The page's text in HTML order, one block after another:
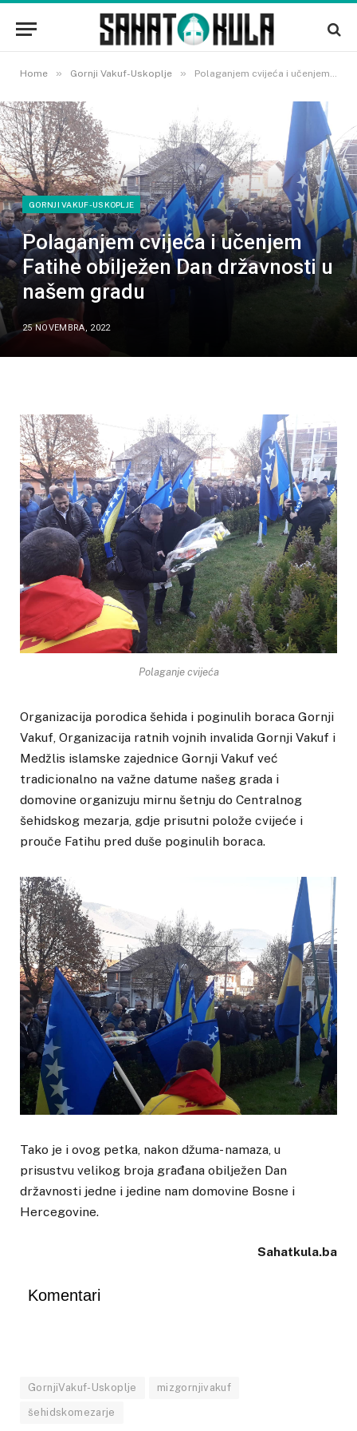
Home » Gornji Vakuf-Uskoplje » Polaganjem cvijeća i učenjem Fatihe obilježen Dan državnosti u našem gradu
GORNJI VAKUF-USKOPLJE
Polaganjem cvijeća i učenjem
Fatihe obilježen Dan državnosti u
našem gradu
25 NOVEMBRA, 2022
Polaganje cvijeća
Organizacija porodica šehida i poginulih boraca Gornji
Vakuf, Organizacija ratnih vojnih invalida Gornji Vakuf i
Medžlis islamske zajednice Gornji Vakuf već
tradicionalno na važne datume našeg grada i
domovine organizuju mirnu šetnju do Centralnog
šehidskog mezarja, gdje prisutni polože cvijeće i
prouče Fatihu pred duše poginulih boraca.
Tako je i ovog petka, nakon džuma- namaza, u
prisustvu velikog broja građana obilježen Dan
državnosti jedne i jedine nam domovine Bosne i
Hercegovine.
Sahatkula.ba
Komentari
GornjiVakuf-Uskoplje mizgornjivakuf
šehidskomezarje